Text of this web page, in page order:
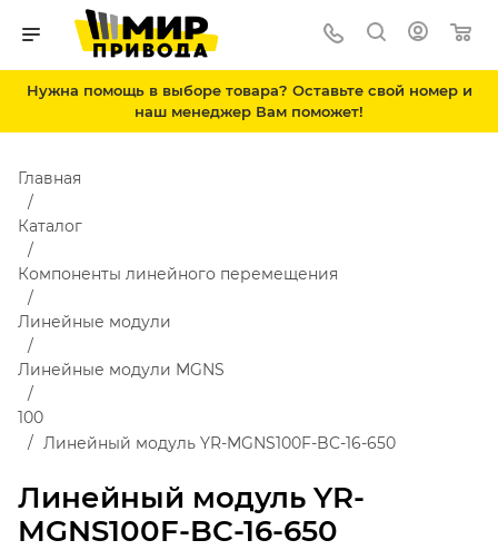
Нужна помощь в выборе товара? Оставьте свой номер и
наш менеджер Вам поможет!
Линейный модуль YR-
MGNS100F-BC-16-650
Главная
Каталог
Компоненты линейного перемещения
Линейные модули
Линейные модули MGNS
100
Линейный модуль YR-MGNS100F-BC-16-650